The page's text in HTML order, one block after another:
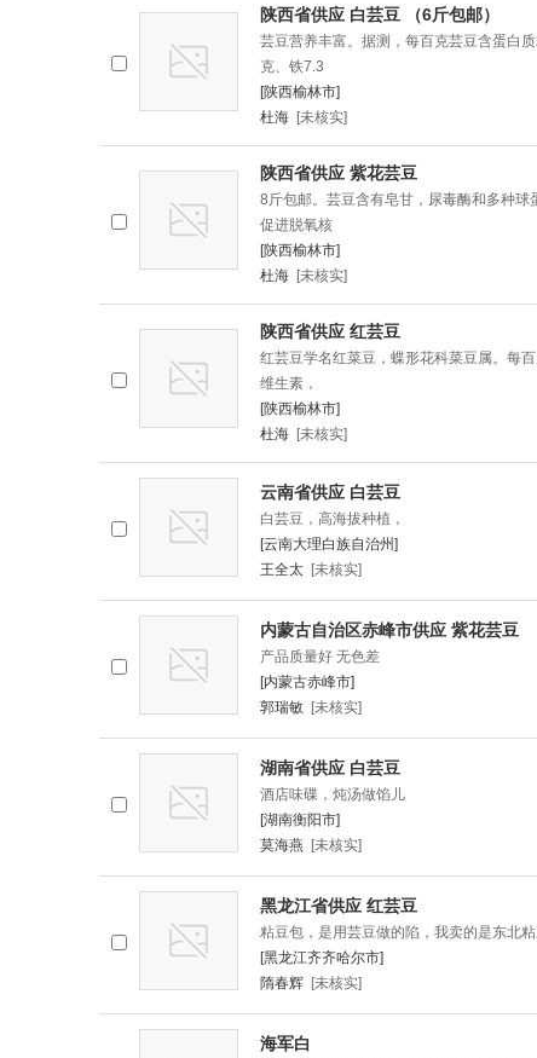
陕西省供应 白芸豆 （6斤包邮）
芸豆营养丰富。据测，每百克芸豆含蛋白
克、铁7.3
[陕西榆林市]
杜海 [未核实]
陕西省供应 紫花芸豆
8斤包邮。芸豆含有皂甘，尿毒酶和多种球
促进脱氧核
[陕西榆林市]
杜海 [未核实]
陕西省供应 红芸豆
红芸豆学名红菜豆，蝶形花科菜豆属。每
维生素，
[陕西榆林市]
杜海 [未核实]
云南省供应 白芸豆
白芸豆，高海拔种植，
[云南大理白族自治州]
王全太 [未核实]
内蒙古自治区赤峰市供应 紫花芸豆
产品质量好 无色差
[内蒙古赤峰市]
郭瑞敏 [未核实]
湖南省供应 白芸豆
酒店味碟，炖汤做馅儿
[湖南衡阳市]
莫海燕
[未核实]
黑龙江省供应 红芸豆
粘豆包，是用芸豆做的陷，我卖的是东北
[黑龙江齐齐哈尔市]
隋春辉 [未核实]
海军白